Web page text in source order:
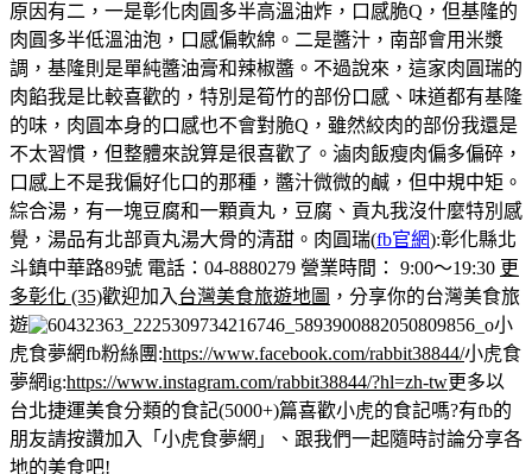
原因有二，一是彰化肉圓多半高溫油炸，口感脆Q，但基隆的
肉圓多半低溫油泡，口感偏軟綿。二是醬汁，南部會用米漿
調，基隆則是單純醬油膏和辣椒醬。不過說來，這家肉圓瑞的
肉餡我是比較喜歡的，特別是筍竹的部份口感、味道都有基隆
的味，肉圓本身的口感也不會對脆Q，雖然絞肉的部份我還是
不太習慣，但整體來說算是很喜歡了。 滷肉飯瘦肉偏多偏碎，
口感上不是我偏好化口的那種，醬汁微微的鹹，但中規中矩。
綜合湯，有一塊豆腐和一顆貢丸，豆腐、貢丸我沒什麼特別感
覺，湯品有北部貢丸湯大骨的清甜。 肉圓瑞(fb官網):彰化縣北
斗鎮中華路89號 電話：04-8880279 營業時間： 9:00～19:30 更
多彰化 (35)歡迎加入 台灣美食旅遊地圖 ，分享你的台灣美食旅
遊
小
虎食夢網fb粉絲團:https://www.facebook.com/rabbit38844/小虎食
夢網ig:https://www.instagram.com/rabbit38844/?hl=zh-tw更多以
台北捷運美食分類的食記(5000+)篇喜歡小虎的食記嗎?有fb的
朋友請按讚加入「小虎食夢網」、跟我們一起隨時討論分享各
地的美食吧!